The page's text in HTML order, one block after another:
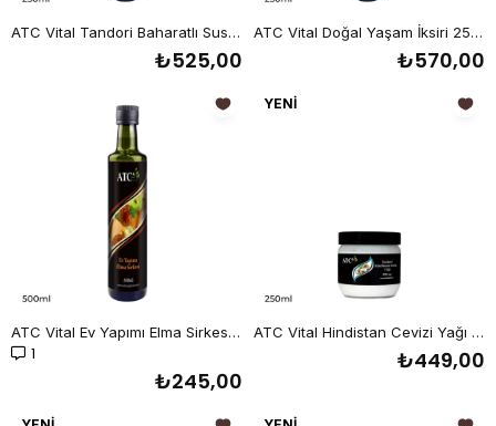
ATC Vital Tandori Baharatlı Susam Yağı 250 ml
₺525,00
ATC Vital Doğal Yaşam İksiri 250 ml
₺570,00
ATC Vital Ev Yapımı Elma Sirkesi 500 ml
1
₺245,00
ATC Vital Hindistan Cevizi Yağı - 250 ml
₺449,00
YENI